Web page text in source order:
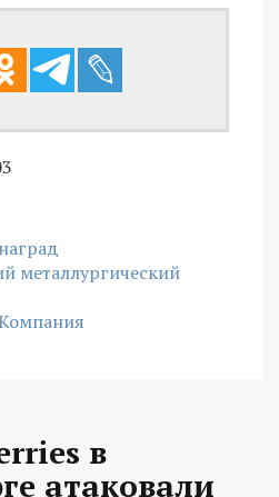
металлургический
в
атаковали